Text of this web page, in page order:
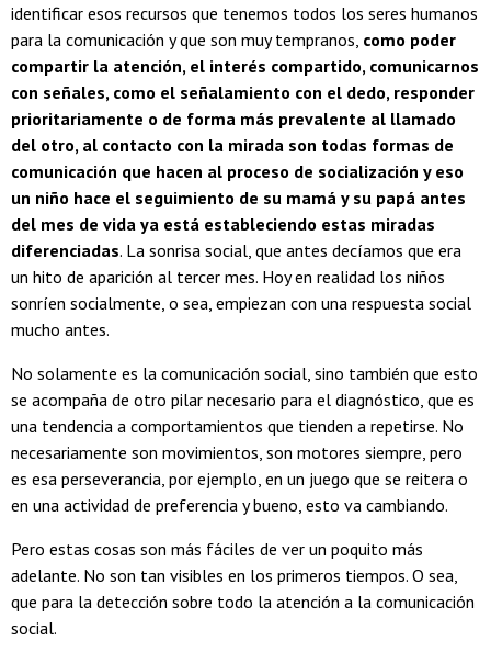
identificar esos recursos que tenemos todos los seres humanos
para la comunicación y que son muy tempranos, como poder
compartir la atención, el interés compartido, comunicarnos
con señales, como el señalamiento con el dedo, responder
prioritariamente o de forma más prevalente al llamado
del otro, al contacto con la mirada son todas formas de
comunicación que hacen al proceso de socialización y eso
un niño hace el seguimiento de su mamá y su papá antes
del mes de vida ya está estableciendo estas miradas
diferenciadas. La sonrisa social, que antes decíamos que era
un hito de aparición al tercer mes. Hoy en realidad los niños
sonríen socialmente, o sea, empiezan con una respuesta social
mucho antes.
No solamente es la comunicación social, sino también que esto
se acompaña de otro pilar necesario para el diagnóstico, que es
una tendencia a comportamientos que tienden a repetirse. No
necesariamente son movimientos, son motores siempre, pero
es esa perseverancia, por ejemplo, en un juego que se reitera o
en una actividad de preferencia y bueno, esto va cambiando.
Pero estas cosas son más fáciles de ver un poquito más
adelante. No son tan visibles en los primeros tiempos. O sea,
que para la detección sobre todo la atención a la comunicación
social.